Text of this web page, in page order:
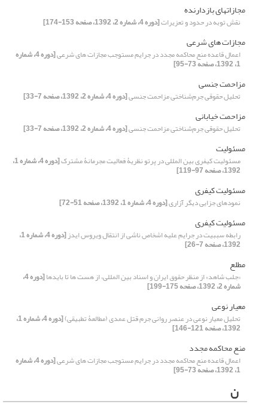
مجازاتهای بازدارنده
نقش توبه در حدود و تعزیرات[دوره 4، شماره 2، 1392، صفحه 153-174]
مجازات های شرعی
اعمال قاعده منع محاکمه مجدد در جرایم مستوجب مجازات های شرعی [دوره 4، شماره
1، 1392، صفحه 73-95]
مزاحمت جنسی
تحلیل حقوقی جرم‌شناختی مزاحمت جنسی[دوره 4، شماره 2، 1392، صفحه 7-33]
مزاحمت خیابانی
تحلیل حقوقی جرم‌شناختی مزاحمت جنسی[دوره 4، شماره 2، 1392، صفحه 7-33]
مسئولیت
مسئولیت کیفری بین المللی در پرتو نظریۀ فعالیت مجرمانۀ مشترک [دوره 4، شماره 1،
1392، صفحه 97-119]
مسئولیت کیفری
نمودهای جزایی دیگر آزاری[دوره 4، شماره 1، 1392، صفحه 51-72]
مسئولیت کیفری
رابطه سببیت در جرایم علیه اشخاص ناشی از انتقال ویروس ایدز [دوره 4، شماره 1،
1392، صفحه 7-26]
مطلع
«جلب شاهد» از منظر حقوق ایران و اسناد بین المللی، از هست ها تا بایدها [دوره 4،
شماره 2، 1392، صفحه 175-199]
معیار نوعی
تحلیل معیار نوعی در عنصر روانی جرم قتل عمدی (مطالعۀ تطبیقی) [دوره 4، شماره 1،
1392، صفحه 121-146]
منع محاکمه مجدد
اعمال قاعده منع محاکمه مجدد در جرایم مستوجب مجازات های شرعی [دوره 4، شماره
1، 1392، صفحه 73-95]
ن